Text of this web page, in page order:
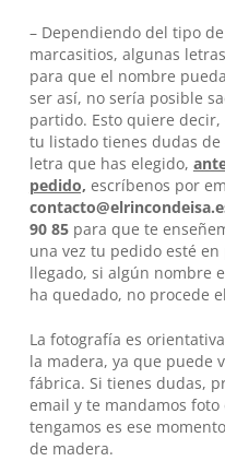
– Dependiendo del tipo
marcasitios, algunas
para que el nombre
ser así, no sería posible
partido. Esto quiere
tu listado tienes dudas
letra que has elegido,
pedido, escríbenos por
90 85para que te
una vez tu pedido esté
llegado, si algún nombre
ha quedado, no procede
La fotografía es
la madera, ya que puede
fábrica. Si tienes dudas,
email y te mandamos
tengamos es ese
de madera.